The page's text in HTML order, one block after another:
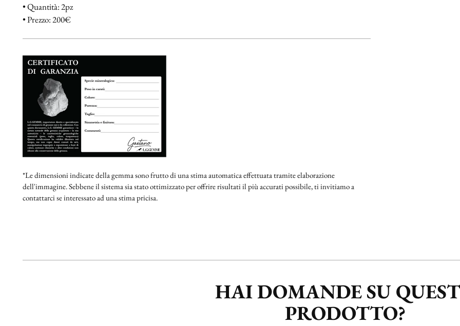
• Quantità: 2pz
• Prezzo: 200€
*Le dimensioni indicate della gemma sono frutto di una stima automatica effettuata tramite elaborazione
dell'immagine. Sebbene il sistema sia stato ottimizzato per offrire risultati il più accurati possibile, ti invitiamo a
contattarci se interessato ad una stima pricisa.
HAI DOMANDE SU
PRODOTTO?